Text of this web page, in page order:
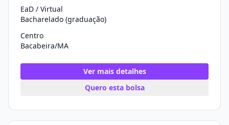
EaD / Virtual
Bacharelado (graduação)
Centro
Bacabeira/MA
Ver mais detalhes
Quero esta bolsa